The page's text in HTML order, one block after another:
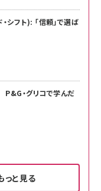
フト): 「信頼」で選ば
・グリコで学んだ
と見る